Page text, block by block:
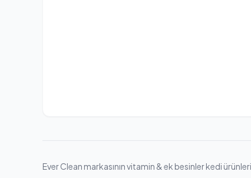
Ever Clean markasının vitamin & ek besinler kedi